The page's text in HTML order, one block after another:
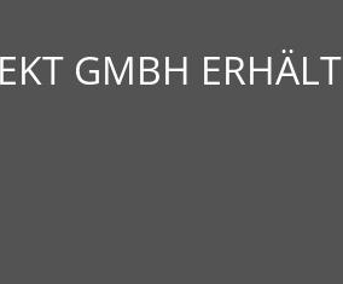
GMBH ERHÄLT